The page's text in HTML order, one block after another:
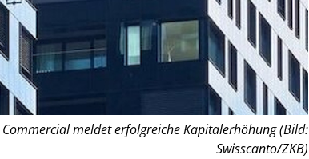
Commercial meldet erfolgreiche Kapitalerhöhung (Bild:
Swisscanto/ZKB)